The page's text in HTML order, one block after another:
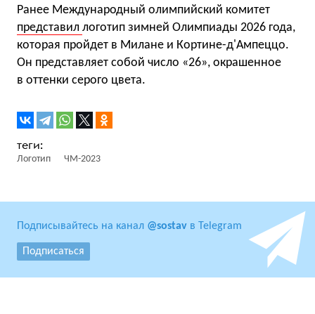
Ранее Международный олимпийский комитет
представил логотип зимней Олимпиады 2026 года,
которая пройдет в Милане и Кортине-д'Ампеццо.
Он представляет собой число «26», окрашенное
в оттенки серого цвета.
Логотип ЧМ-2023
Подписывайтесь на канал @sostav в Telegram
Подписаться